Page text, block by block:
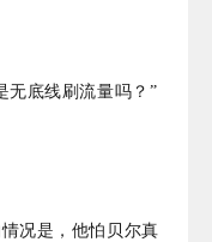
无底线刷流量吗？”
况是，他怕贝尔真